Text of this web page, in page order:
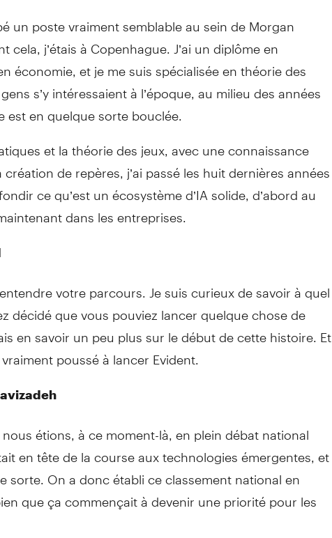
un poste vraiment semblable au sein de Morgan
cela, j’étais à Copenhague. J’ai un diplôme en
économie, et je me suis spécialisée en théorie des
s’y intéressaient à l’époque, au milieu des années
est en quelque sorte bouclée.
et la théorie des jeux, avec une connaissance
de repères, j’ai passé les huit dernières années
ce qu’est un écosystème d’IA solide, d’abord au
dans les entreprises.
votre parcours. Je suis curieux de savoir à quel
décidé que vous pouviez lancer quelque chose de
en savoir un peu plus sur le début de cette histoire. Et
poussé à lancer Evident.
étions, à ce moment-là, en plein débat national
en tête de la course aux technologies émergentes, et
sorte. On a donc établi ce classement national en
que ça commençait à devenir une priorité pour les